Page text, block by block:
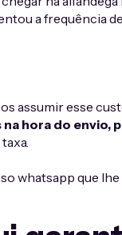
a frequência
assumir esse
hora do
whatsapp que